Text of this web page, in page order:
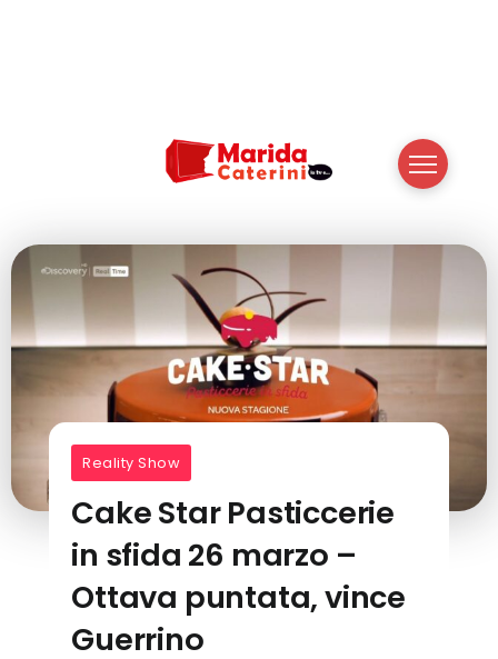
Reality Show
Cake Star Pasticcerie
in sfida 26 marzo –
Ottava puntata, vince
Guerrino